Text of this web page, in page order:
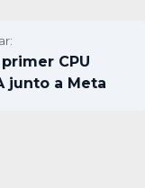
CPU
junto a Meta